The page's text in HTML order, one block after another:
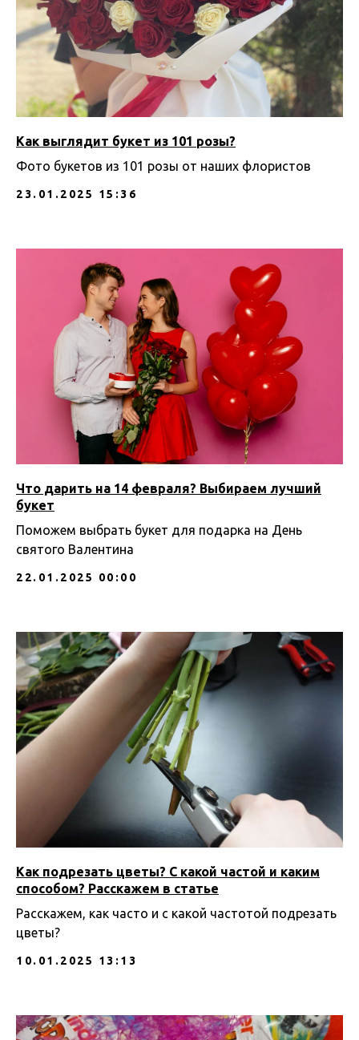
Как выглядит букет из 101 розы?
Фото букетов из 101 розы от наших флористов
23.01.2025 15:36
Что дарить на 14 февраля? Выбираем лучший
букет
Поможем выбрать букет для подарка на День
святого Валентина
22.01.2025 00:00
Как подрезать цветы? С какой частой и каким
способом? Расскажем в статье
Расскажем, как часто и с какой частотой подрезать
цветы?
10.01.2025 13:13